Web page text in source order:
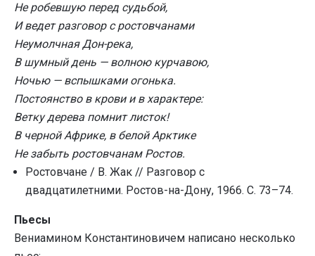
Не робевшую перед судьбой,
И ведет разговор с ростовчанами
Неумолчная Дон-река,
В шумный день — волною курчавою,
Ночью — вспышками огонька.
Постоянство в крови и в характере:
Ветку дерева помнит листок!
В черной Африке, в белой Арктике
Не забыть ростовчанам Ростов.
Ростовчане / В. Жак // Разговор с
двадцатилетними. Ростов-на-Дону, 1966. С. 73–74.
Пьесы
Вениамином Константиновичем написано несколько